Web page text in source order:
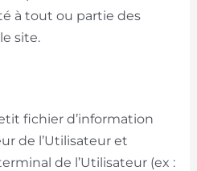
à tout ou partie des
site.
fichier d’information
de l’Utilisateur et
de l’Utilisateur (ex :